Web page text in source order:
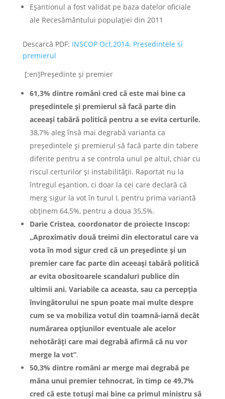
Eșantionul a fost validat pe baza datelor oficiale
ale Recesământului populației din 2011
Descarcă PDF: INSCOP Oct.2014. Presedintele si
premierul
[:en]Preşedinte şi premier
61,3% dintre români cred că este mai bine ca
preşedintele şi premierul să facă parte din
aceeaşi tabără politică pentru a se evita certurile.
38,7% aleg însă mai degrabă varianta ca
preşedintele şi premierul să facă parte din tabere
diferite pentru a se controla unul pe altul, chiar cu
riscul certurilor şi instabilităţii. Raportat nu la
întregul eşantion, ci doar la cei care declară că
merg sigur la vot în turul I, pentru prima variantă
obţinem 64,5%, pentru a doua 35,5%.
Darie Cristea, coordonator de proiecte Inscop:
„Aproximativ două treimi din electoratul care va
vota în mod sigur cred că un preşedinte şi un
premier care fac parte din aceeași tabără politică
ar evita obositoarele scandaluri publice din
ultimii ani. Variabile ca aceasta, sau ca percepţia
învingătorului ne spun poate mai multe despre
cum se va mobiliza votul din toamnă-iarnă decât
numărarea opţiunilor eventuale ale acelor
nehotărâţi care mai degrabă afirmă că nu vor
merge la vot”.
50,3% dintre români ar merge mai degrabă pe
mâna unui premier tehnocrat, în timp ce 49,7%
cred că este totuşi mai bine ca primul ministru să